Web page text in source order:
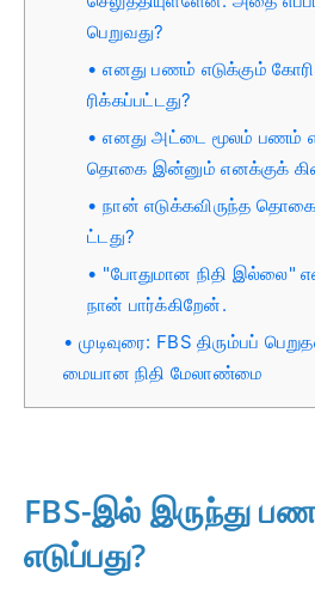
பெறுவது?
எனது பணம் எடுக்கும்
ரிக்கப்பட்டது?
எனது அட்டை மூலம் பணம்
தொகை இன்னும் எனக்குக்
நான் எடுக்கவிருந்த
ட்டது?
"போதுமான நிதி இல்லை"
நான் பார்க்கிறேன்.
முடிவுரை: FBS திரும்பப்
மையான நிதி மேலாண்மை
FBS-இல் இருந்து
எடுப்பது?